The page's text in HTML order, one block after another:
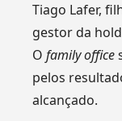
Tiago Lafer,
gestor da
Ofamily office
pelos
alcançado.